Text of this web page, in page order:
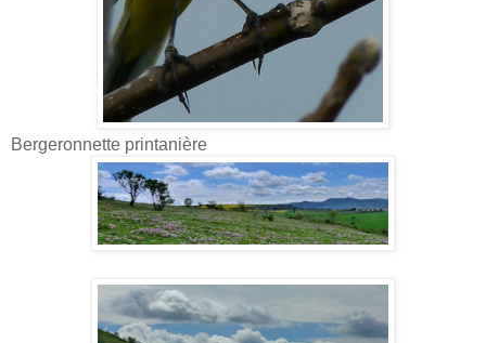
Bergeronnette printanière